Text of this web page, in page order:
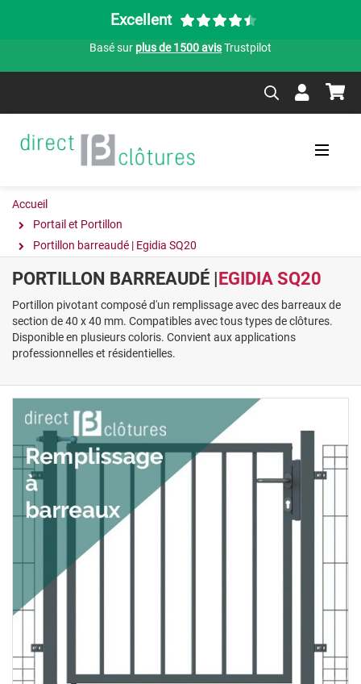
Excellent
Basé sur plus de 1500 avisTrustpilot
Accueil
Portail et Portillon
Portillon barreaudé | Egidia SQ20
PORTILLON BARREAUDÉ |EGIDIA SQ20
Portillon pivotant composé d'un remplissage avec des barreaux de
section de 40 x 40 mm. Compatibles avec tous types de clôtures.
Disponible en plusieurs coloris. Convient aux applications
professionnelles et résidentielles.